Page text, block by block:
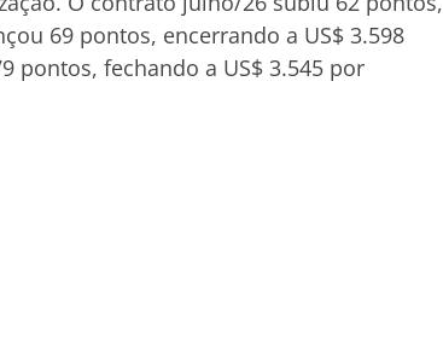
69 pontos, encerrando a US$ 3.598
pontos, fechando a US$ 3.545 por